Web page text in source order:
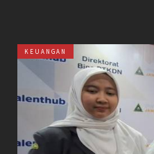
KEUANGAN